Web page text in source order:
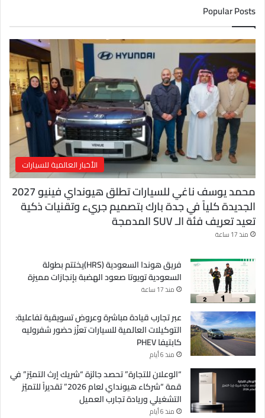
ا
ل
إ
ل
ك
ت
ر
و
Popular Posts
الأخبار العالمية للسيارات
محمد يوسف ناغي للسيارات تطلق هيونداي فينيو 2027
الجديدة كلياً في جدة بارك بتصميم جريء وتقنيات ذكية
تعيد تعريف فئة الـ SUV المدمجة
منذ 17 ساعة
فريق هوندا السعودية (HRS)يختتم بطولة
السعودية تويوتا صعود الهضبة بإنجازات مميزة
منذ 17 ساعة
عبر تجارب قيادة مباشرة وعروض تسويقية تفاعلية:
التوكيلات العالمية للسيارات تعزّز حضور شفروليه
كابتيفا PHEV
منذ 6 أيام
“الوعلان للتجارة” تحصد جائزة “شريك إرث التميّز” في
قمة “شركاء هيونداي لعام 2026” تقديراً للتميّز
التشغيلي وريادة تجارب العميل
منذ 6 أيام